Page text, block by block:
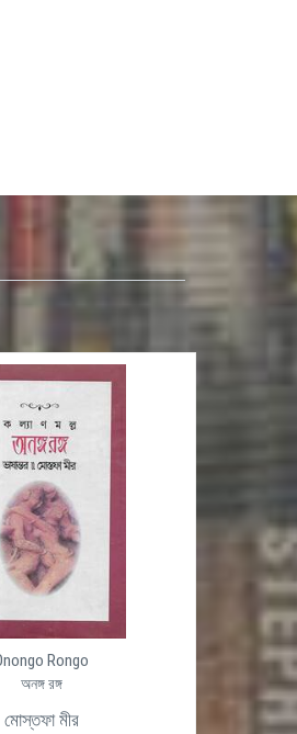
Rongo
অনঙ্গ রঙ্গ
মোস্তফা মীর